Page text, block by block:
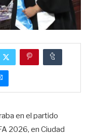
en el partido
2026, en Ciudad